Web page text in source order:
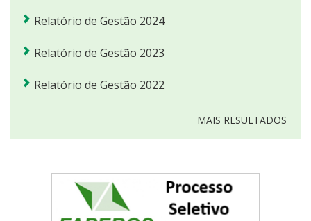
Relatório de Gestão 2024
Relatório de Gestão 2023
Relatório de Gestão 2022
MAIS RESULTADOS